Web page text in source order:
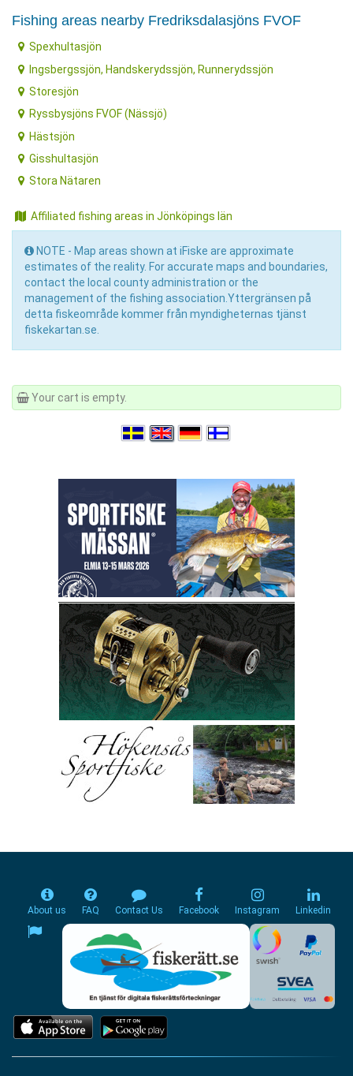
Fishing areas nearby Fredriksdalasjöns FVOF
Spexhultasjön
Ingsbergssjön, Handskerydssjön, Runnerydssjön
Storesjön
Ryssbysjöns FVOF (Nässjö)
Hästsjön
Gisshultasjön
Stora Nätaren
Affiliated fishing areas in Jönköpings län
NOTE - Map areas shown at iFiske are approximate
estimates of the reality. For accurate maps and boundaries,
contact the local county administration or the
management of the fishing association.Yttergränsen på
detta fiskeområde kommer från myndigheternas tjänst
fiskekartan.se.
Your cart is empty.
About us FAQ Contact Us Facebook Instagram Linkedin